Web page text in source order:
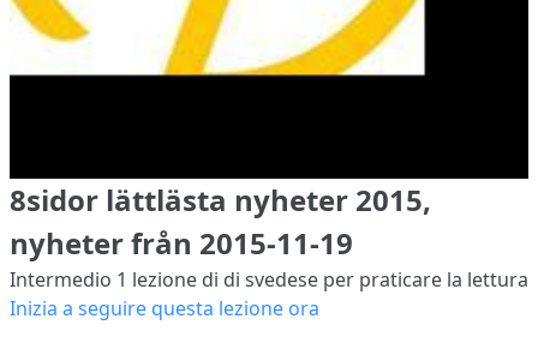
8sidor lättlästa nyheter 2015,
nyheter från 2015-11-19
Intermedio 1 lezione di di svedese per praticare la lettura
Inizia a seguire questa lezione ora